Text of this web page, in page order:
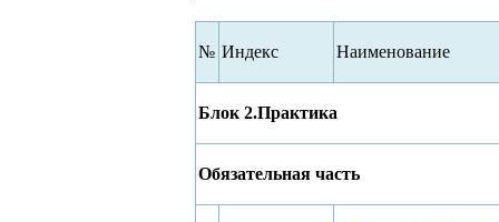
№ Индекс Наименование
Блок 2.Практика
Обязательная часть